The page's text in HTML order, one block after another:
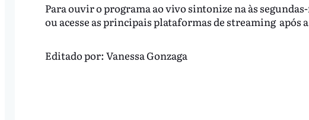
Para ouvir o programa ao vivo sintonize na às
ou acesse as principais plataformas de streaming após
Editado por: Vanessa Gonzaga